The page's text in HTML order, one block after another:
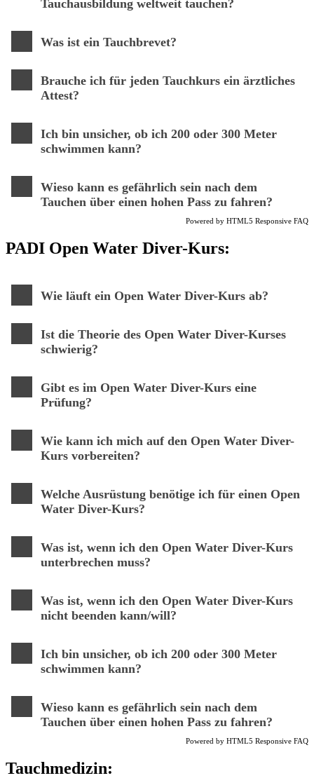
Tauchausbildung weltweit tauchen?
Was ist ein Tauchbrevet?
Brauche ich für jeden Tauchkurs ein ärztliches
Attest?
Ich bin unsicher, ob ich 200 oder 300 Meter
schwimmen kann?
Wieso kann es gefährlich sein nach dem
Tauchen über einen hohen Pass zu fahren?
Powered by HTML5 Responsive FAQ
PADI Open Water Diver-Kurs:
Wie läuft ein Open Water Diver-Kurs ab?
Ist die Theorie des Open Water Diver-Kurses
schwierig?
Gibt es im Open Water Diver-Kurs eine
Prüfung?
Wie kann ich mich auf den Open Water Diver-
Kurs vorbereiten?
Welche Ausrüstung benötige ich für einen Open
Water Diver-Kurs?
Was ist, wenn ich den Open Water Diver-Kurs
unterbrechen muss?
Was ist, wenn ich den Open Water Diver-Kurs
nicht beenden kann/will?
Ich bin unsicher, ob ich 200 oder 300 Meter
schwimmen kann?
Wieso kann es gefährlich sein nach dem
Tauchen über einen hohen Pass zu fahren?
Powered by HTML5 Responsive FAQ
Tauchmedizin: